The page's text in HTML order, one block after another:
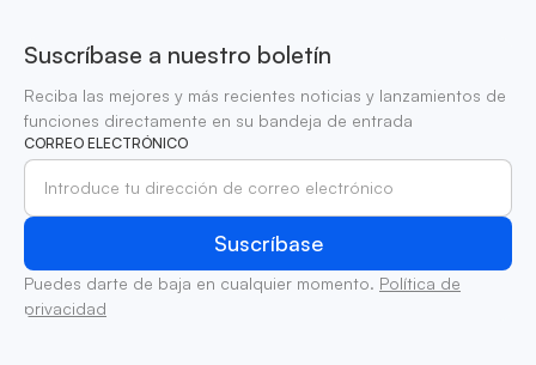
Suscríbase a nuestro boletín
Reciba las mejores y más recientes noticias y lanzamientos de
funciones directamente en su bandeja de entrada
CORREO ELECTRÓNICO
Puedes darte de baja en cualquier momento. Política de
privacidad